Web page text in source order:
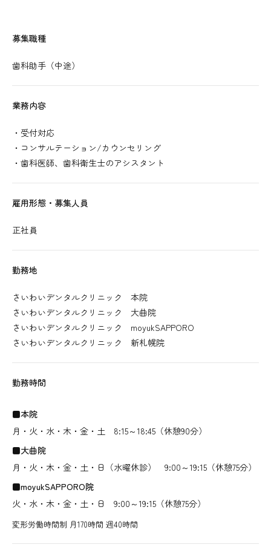
募集職種
歯科助手（中途）
業務内容
・受付対応
・コンサルテーション/カウンセリング
・歯科医師、歯科衛生士のアシスタント
雇用形態・募集人員
正社員
勤務地
さいわいデンタルクリニック 本院
さいわいデンタルクリニック 大曲院
さいわいデンタルクリニック moyukSAPPORO
さいわいデンタルクリニック 新札幌院
勤務時間
■本院
月・火・水・木・金・土 8:15～18:45（休憩90分）
■大曲院
月・火・木・金・土・日（水曜休診） 9:00～19:15（休憩75分）
■moyukSAPPORO院
火・水・木・金・土・日 9:00～19:15（休憩75分）
変形労働時間制 月170時間 週40時間